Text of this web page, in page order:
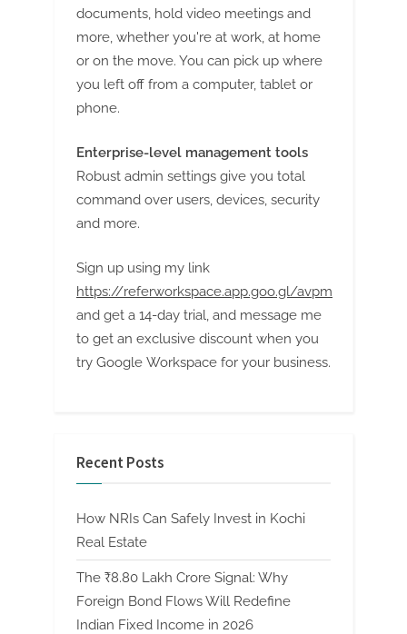
documents, hold video meetings and
more, whether you're at work, at home
or on the move. You can pick up where
you left off from a computer, tablet or
phone.
Enterprise-level management tools
Robust admin settings give you total
command over users, devices, security
and more.
Sign up using my link
https://referworkspace.app.goo.gl/avpm
and get a 14-day trial, and message me
to get an exclusive discount when you
try Google Workspace for your business.
Recent Posts
How NRIs Can Safely Invest in Kochi
Real Estate
The ₹8.80 Lakh Crore Signal: Why
Foreign Bond Flows Will Redefine
Indian Fixed Income in 2026